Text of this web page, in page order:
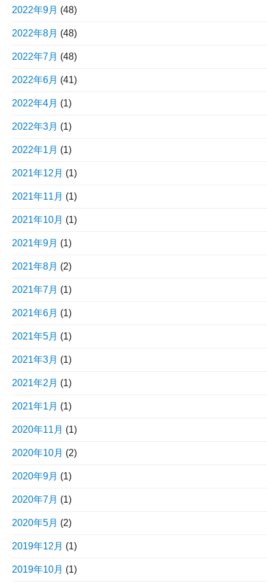
2022年9月 (48)
2022年8月 (48)
2022年7月 (48)
2022年6月 (41)
2022年4月 (1)
2022年3月 (1)
2022年1月 (1)
2021年12月 (1)
2021年11月 (1)
2021年10月 (1)
2021年9月 (1)
2021年8月 (2)
2021年7月 (1)
2021年6月 (1)
2021年5月 (1)
2021年3月 (1)
2021年2月 (1)
2021年1月 (1)
2020年11月 (1)
2020年10月 (2)
2020年9月 (1)
2020年7月 (1)
2020年5月 (2)
2019年12月 (1)
2019年10月 (1)